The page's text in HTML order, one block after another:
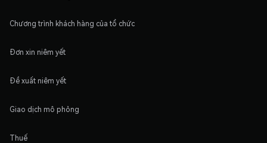
Chương trình khách hàng của tổ chức
Đơn xin niêm yết
Đề xuất niêm yết
Giao dịch mô phỏng
Thuế